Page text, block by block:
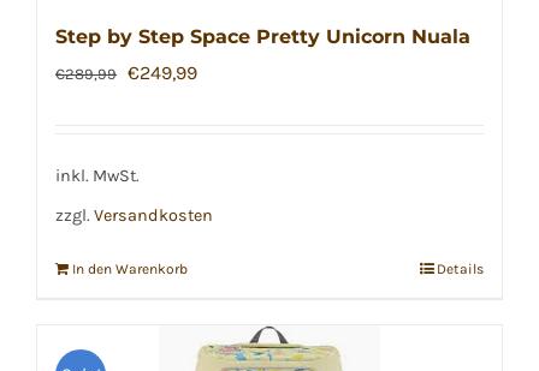
Step by Step Space Pretty Unicorn Nuala
€289,99 Ursprünglicher
€289,99
€249,99Aktueller
inkl. MwSt.
zzgl. Versandkosten
In den Warenkorb Details